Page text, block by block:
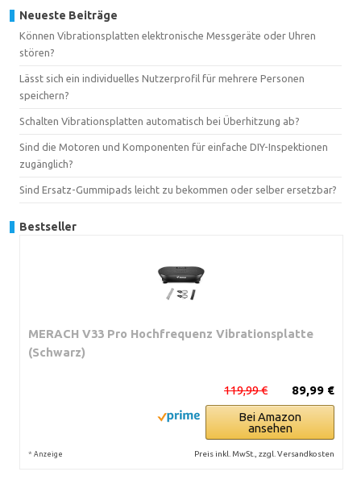
Neueste Beiträge
Können Vibrationsplatten elektronische Messgeräte oder Uhren
stören?
Lässt sich ein individuelles Nutzerprofil für mehrere Personen
speichern?
Schalten Vibrationsplatten automatisch bei Überhitzung ab?
Sind die Motoren und Komponenten für einfache DIY-Inspektionen
zugänglich?
Sind Ersatz-Gummipads leicht zu bekommen oder selber ersetzbar?
Bestseller
MERACH V33 Pro Hochfrequenz Vibrationsplatte
(Schwarz)
89,99 €
119,99 €
Bei Amazon
ansehen
* Anzeige Preis inkl. MwSt., zzgl. Versandkosten